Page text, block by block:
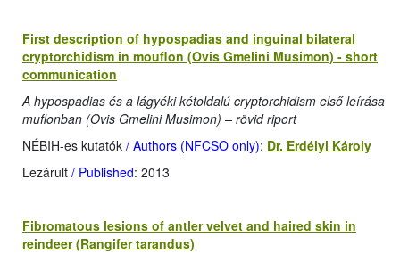
First description of hypospadias and inguinal bilateral
cryptorchidism in mouflon (Ovis Gmelini Musimon) - short
communication
A hypospadias és a lágyéki kétoldalú cryptorchidism első leírása
muflonban (Ovis Gmelini Musimon) – rövid riport
NÉBIH-es kutatók / Authors (NFCSO only): Dr. Erdélyi Károly
Lezárult / Published: 2013
Fibromatous lesions of antler velvet and haired skin in
reindeer (Rangifer tarandus)